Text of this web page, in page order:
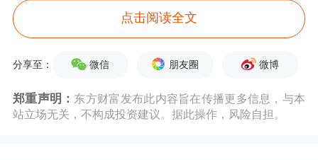
以来的首次收入同比增长，而锂电收入
同比增速在Q1迎来加速，产品价格和
出货量共振，这些主要得益于在储能等
需求增长新动力的出现扭转了供需形势
点击阅读全文
分享至： 微信 朋友圈 微博
郑重声明： 东方财富发布此内容旨在传播更多信息，与本
站立场无关，不构成投资建议。据此操作，风险自担。